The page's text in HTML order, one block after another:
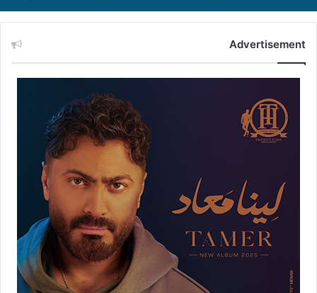
Advertisement